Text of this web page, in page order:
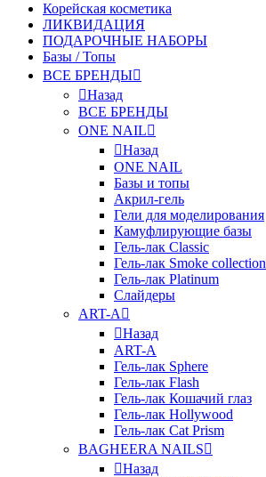
Корейская косметика
ЛИКВИДАЦИЯ
ПОДАРОЧНЫЕ НАБОРЫ
Базы / Топы
ВСЕ БРЕНДЫ
Назад
ВСЕ БРЕНДЫ
ONE NAIL
Назад
ONE NAIL
Базы и топы
Акрил-гель
Гели для моделирования
Камуфлирующие базы
Гель-лак Classic
Гель-лак Smoke collection
Гель-лак Platinum
Слайдеры
ART-A
Назад
ART-A
Гель-лак Sphere
Гель-лак Flash
Гель-лак Кошачий глаз
Гель-лак Hollywood
Гель-лак Cat Prism
BAGHEERA NAILS
Назад